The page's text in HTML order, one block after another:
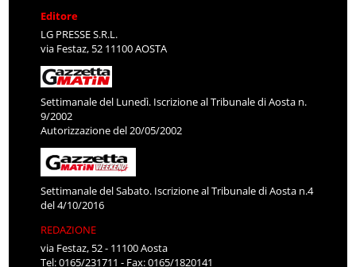
Editore
LG PRESSE S.R.L.
via Festaz, 52 11100 AOSTA
Settimanale del Lunedì. Iscrizione al Tribunale di Aosta n.
9/2002
Autorizzazione del 20/05/2002
Settimanale del Sabato. Iscrizione al Tribunale di Aosta n.4
del 4/10/2016
REDAZIONE
via Festaz, 52 - 11100 Aosta
Tel: 0165/231711 - Fax: 0165/1820141